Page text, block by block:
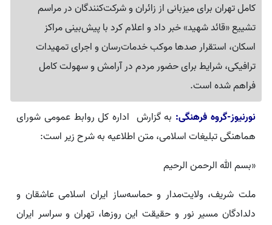
کامل تهران برای میزبانی از زائران و شرکت‌کنندگان در مراسم
تشییع «قائد شهید» خبر داد و اعلام کرد با پیش‌بینی مراکز
اسکان، استقرار صدها موکب خدمات‌رسان و اجرای تمهیدات
ترافیکی، شرایط برای حضور مردم در آرامش و سهولت کامل
فراهم شده است.
نورنیوز-گروه فرهنگی: به گزارش اداره کل روابط عمومی شورای
هماهنگی تبلیغات اسلامی، متن اطلاعیه به شرح زیر است:
«بسم الله الرحمن الرحیم
ملت شریف، ولایت‌مدار و حماسه‌ساز ایران اسلامی عاشقان و
دلدادگان مسیر نور و حقیقت این روزها، تهران و سراسر ایران